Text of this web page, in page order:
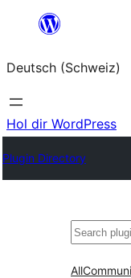
springen
Deutsch (Schweiz)
Hol dir WordPress
Plugin Directory
Suchen
All